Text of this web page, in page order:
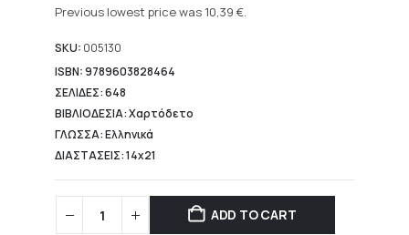
14,84 €.
price
10,39 €.
Previous lowest price was 10,39 €.
SKU: 005130
ISBN: 9789603828464
ΣΕΛΙΔΕΣ: 648
ΒΙΒΛΙΟΔΕΣΙΑ: Χαρτόδετο
ΓΛΩΣΣΑ: Ελληνικά
ΔΙΑΣΤΑΣΕΙΣ: 14x21
ADD TO CART